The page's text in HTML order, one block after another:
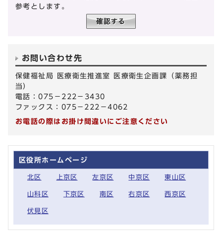
参考とします。
お問い合わせ先
保健福祉局 医療衛生推進室 医療衛生企画課（薬務担
当）
電話：075－222－3430
ファックス：075－222－4062
お電話の際はお掛け間違いにご注意ください
区役所ホームページ
北区 上京区 左京区 中京区 東山区
山科区 下京区 南区 右京区 西京区
伏見区